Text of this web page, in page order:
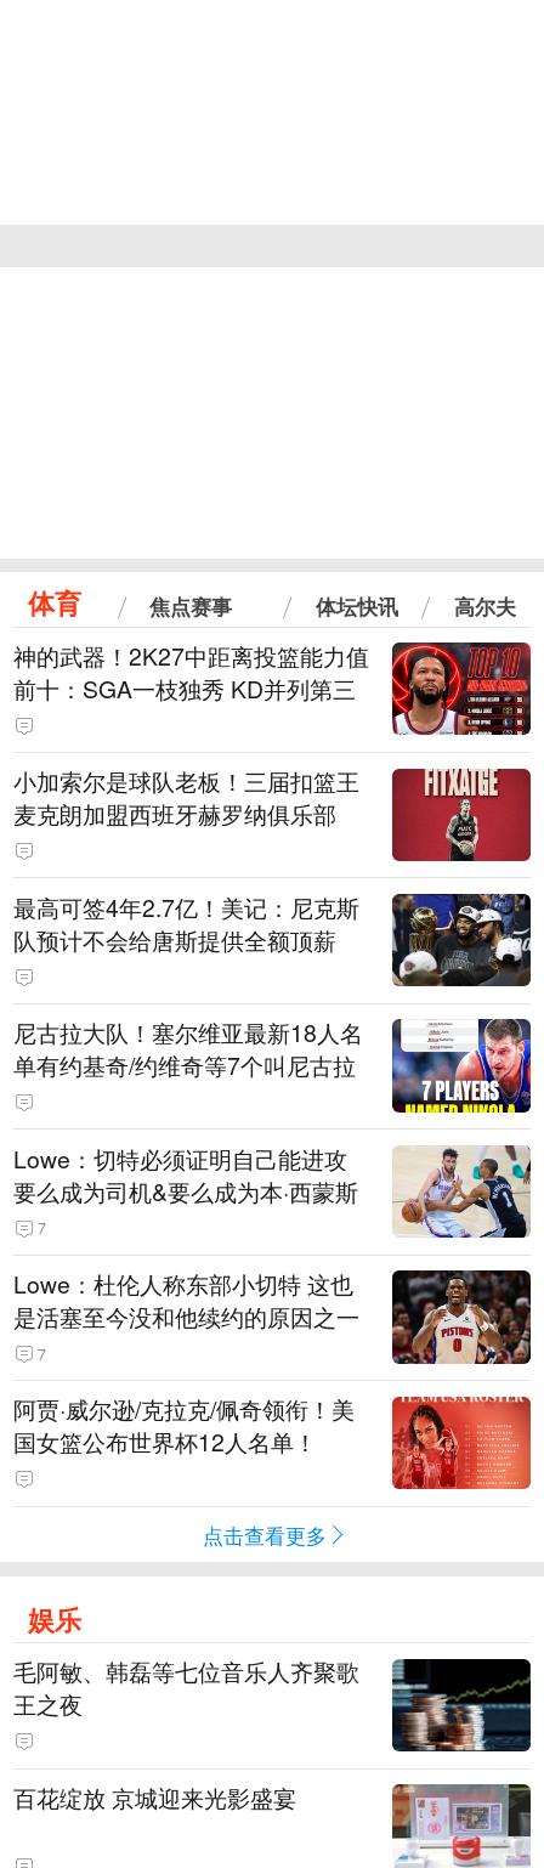
体育 焦点赛事 体坛快讯 高尔夫
神的武器！2K27中距离投篮能力值
前十：SGA一枝独秀 KD并列第三
小加索尔是球队老板！三届扣篮王
麦克朗加盟西班牙赫罗纳俱乐部
最高可签4年2.7亿！美记：尼克斯
队预计不会给唐斯提供全额顶薪
尼古拉大队！塞尔维亚最新18人名
单有约基奇/约维奇等7个叫尼古拉
Lowe：切特必须证明自己能进攻
要么成为司机&要么成为本·西蒙斯
7
Lowe：杜伦人称东部小切特 这也
是活塞至今没和他续约的原因之一
7
阿贾·威尔逊/克拉克/佩奇领衔！美
国女篮公布世界杯12人名单！
点击查看更多
娱乐
毛阿敏、韩磊等七位音乐人齐聚歌
王之夜
百花绽放 京城迎来光影盛宴